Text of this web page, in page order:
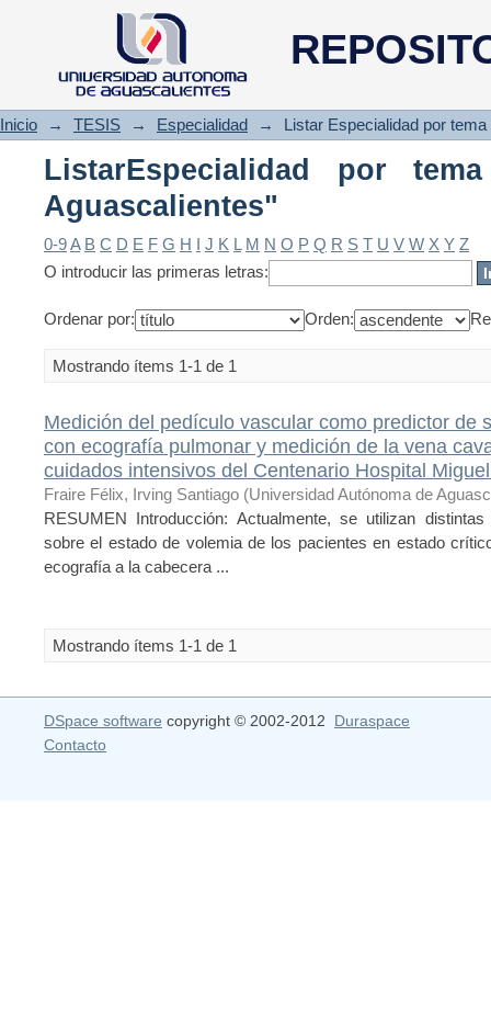
ListarEspecialidad por tema
Inicio → TESIS → Especialidad → Listar Especialidad por tema
ListarEspecialidad por
Aguascalientes"
0-9A B C D E F G H I J K L M N O P Q R S T U V W X Y Z
O introducir las primeras letras:
Ordenar por: Orden:
Mostrando ítems 1-1 de 1
Medición del pedículo vascular como predictor de
con ecografía pulmonar y medición de la vena
cuidados intensivos del Centenario Hospital
Fraire Félix, Irving Santiago (Universidad Autónoma de
RESUMEN Introducción: Actualmente, se utilizan
sobre el estado de volemia de los pacientes en estado
ecografía a la cabecera ...
Mostrando ítems 1-1 de 1
DSpace software copyright © 2002-2012 Duraspace
Contacto